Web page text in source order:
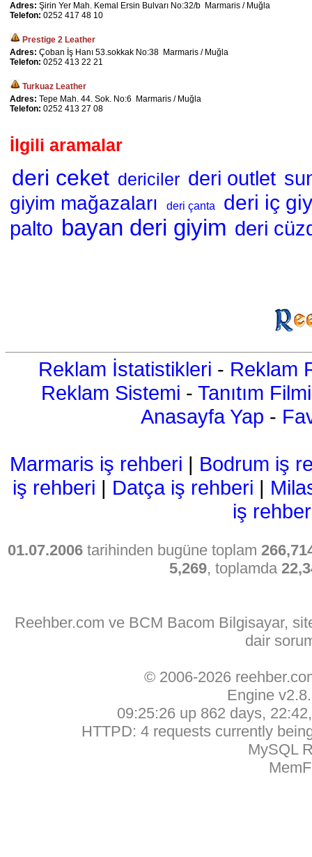
Adres: Şirin Yer Mah. Kemal Ersin Bulvarı No:32/b Marmaris / Muğla
Telefon: 0252 417 48 10
Prestige 2 Leather
Adres: Çoban İş Hanı 53.sokkak No:38 Marmaris / Muğla
Telefon: 0252 413 22 21
Turkuaz Leather
Adres: Tepe Mah. 44. Sok. No:6 Marmaris / Muğla
Telefon: 0252 413 27 08
İlgili aramalar
deri ceket dericiler deri outlet
giyim mağazaları
deri çanta deri iç
palto bayan deri giyim deri
Reklam İstatistikleri - Reklam
Reklam Sistemi - Tanıtım Filmi
Anasayfa Yap -
Marmaris iş rehberi | Bodrum iş
iş rehberi | Datça iş rehberi |
iş
01.07.2006 tarihinden bugüne toplam
5,269, toplamda
Reehber.com ve BCM Bacom Bilgisayar,
dair
© 2006-2026
Engine
09:25:26 up 862 days,
HTTPD: 4 requests currently
MySQL